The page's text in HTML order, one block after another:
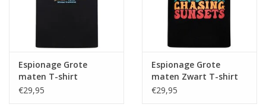
Espionage Grote
maten T-shirt
"Mountain" TS354
€29,95
Espionage Grote
maten Zwart T-shirt
"Chaising Sunset"
€29,95